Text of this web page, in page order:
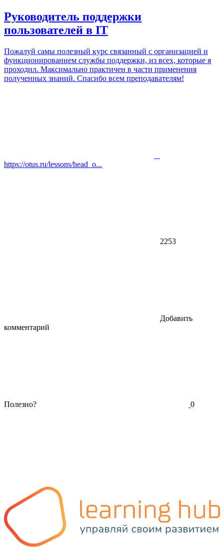
Руководитель поддержки
пользователей в IT
Пожалуй самы полезный курс связанный с организацией и
функционированием службы поддержки, из всех, которые я
проходил. Максимально практичен в части применения
полученных знаний. Спасибо всем преподавателям!
https://otus.ru/lessons/head_o...
2253
Добавить
комментарий
Полезно? 0